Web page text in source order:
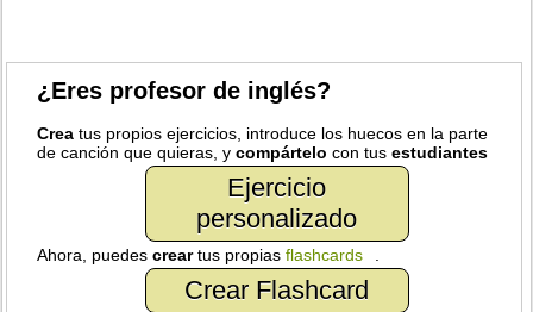
¿Eres profesor de inglés?
Crea tus propios ejercicios, introduce los huecos en la parte
de canción que quieras, ycompártelo con tusestudiantes
Ejercicio
personalizado
Ahora, puedescreartus propiasflashcards
Crear Flashcard